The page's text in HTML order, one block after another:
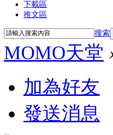
下載區
推文區
搜索
MOMO天堂
加為好友
發送消息